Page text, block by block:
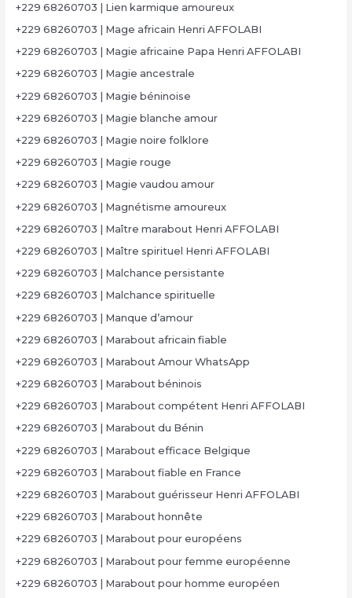
+229 68260703 | Lien karmique amoureux
+229 68260703 | Mage africain Henri AFFOLABI
+229 68260703 | Magie africaine Papa Henri AFFOLABI
+229 68260703 | Magie ancestrale
+229 68260703 | Magie béninoise
+229 68260703 | Magie blanche amour
+229 68260703 | Magie noire folklore
+229 68260703 | Magie rouge
+229 68260703 | Magie vaudou amour
+229 68260703 | Magnétisme amoureux
+229 68260703 | Maître marabout Henri AFFOLABI
+229 68260703 | Maître spirituel Henri AFFOLABI
+229 68260703 | Malchance persistante
+229 68260703 | Malchance spirituelle
+229 68260703 | Manque d’amour
+229 68260703 | Marabout africain fiable
+229 68260703 | Marabout Amour WhatsApp
+229 68260703 | Marabout béninois
+229 68260703 | Marabout compétent Henri AFFOLABI
+229 68260703 | Marabout du Bénin
+229 68260703 | Marabout efficace Belgique
+229 68260703 | Marabout fiable en France
+229 68260703 | Marabout guérisseur Henri AFFOLABI
+229 68260703 | Marabout honnête
+229 68260703 | Marabout pour européens
+229 68260703 | Marabout pour femme européenne
+229 68260703 | Marabout pour homme européen